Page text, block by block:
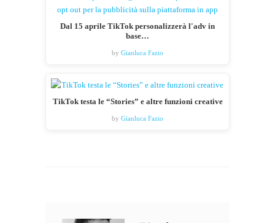
Dal 15 aprile TikTok personalizzerà l'adv in
base…
by Gianluca Fazio
TikTok testa le “Stories” e altre funzioni creative
by Gianluca Fazio